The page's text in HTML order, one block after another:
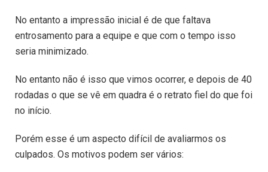
No entanto a impressão inicial é de que faltava
entrosamento para a equipe e que com o tempo isso
seria minimizado.
No entanto não é isso que vimos ocorrer, e depois de 40
rodadas o que se vê em quadra é o retrato fiel do que foi
no início.
Porém esse é um aspecto difícil de avaliarmos os
culpados. Os motivos podem ser vários: